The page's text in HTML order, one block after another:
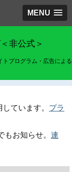
MENU
非公式＞
トプログラム・広告による
ています。 プラ
もお知らせ。 連